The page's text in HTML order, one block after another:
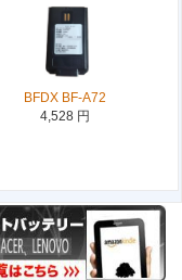
BFDX BF-A72
4,528 円